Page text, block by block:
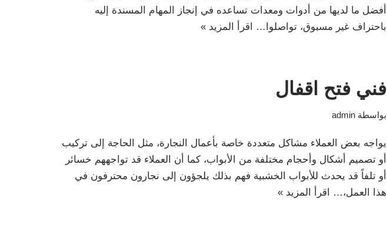
أفضل ما لديها من أدوات ومعدات تساعده في إنجاز المهام المسندة إليه
باحتراف غير مسبوق، تواصلوا…
اقرأ المزيد »
فني فتح اقفال
بواسطة admin
يواجه بعض العملاء مشاكل متعددة خاصة بأعمال النجارة، مثل الحاجة إلى تركيب
أو تصميم أشكال وأحجام مختلفة من الأبواب، كما أن العملاء قد تواجههم خسائر
أو تلفاً قد يحدث للأبواب الخشبية فهم بذلك يلجؤون إلى نجارون محترفون في
هذا العمل،…
اقرأ المزيد »